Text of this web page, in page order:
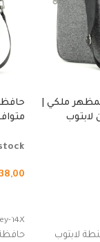
ملكي |
لابتوب
من
14X